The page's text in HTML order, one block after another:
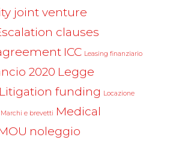
joint venture
clauses
ICC Leasing finanziario
2020 Legge
Litigation funding Locazione
Marchi e brevetti Medical
noleggio